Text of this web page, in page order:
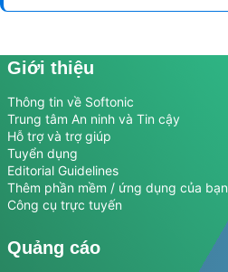
Giới thiệu
Thông tin về Softonic
Trung tâm An ninh và Tin cậy
Hỗ trợ và trợ giúp
Tuyển dụng
Editorial Guidelines
Thêm phần mềm / ứng dụng của bạn
Công cụ trực tuyến
Quảng cáo